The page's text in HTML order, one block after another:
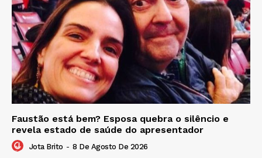
Faustão está bem? Esposa quebra o silêncio e
revela estado de saúde do apresentador
Jota Brito - 8 De Agosto De 2026